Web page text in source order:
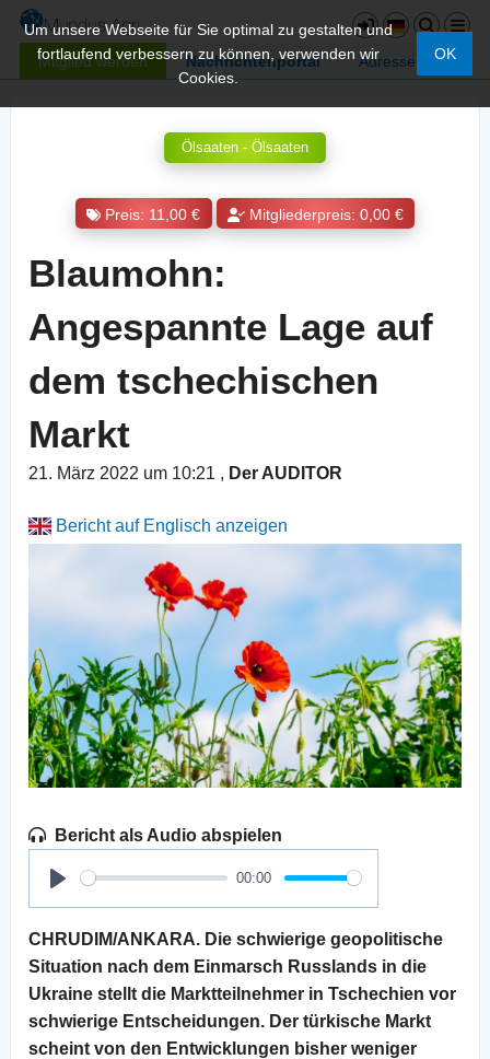
Mitglied werden Nachrichtenportal Adressen
Um unsere Webseite für Sie optimal zu gestalten und
fortlaufend verbessern zu können, verwenden wir
Cookies.
OK
Ölsaaten - Ölsaaten
Preis: 11,00 € Mitgliederpreis: 0,00 €
Blaumohn:
Angespannte Lage auf
dem tschechischen
Markt
21. März 2022 um 10:21 , Der AUDITOR
Bericht auf Englisch anzeigen
Bericht als Audio abspielen
Play
00:00
CHRUDIM/ANKARA. Die schwierige geopolitische
Situation nach dem Einmarsch Russlands in die
Ukraine stellt die Marktteilnehmer in Tschechien vor
schwierige Entscheidungen. Der türkische Markt
scheint von den Entwicklungen bisher weniger